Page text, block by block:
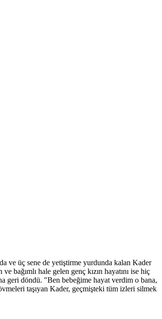
ve üç sene de yetiştirme yurdunda kalan Kader
bağımlı hale gelen genç kızın hayatını ise hiç
geri döndü. "Ben bebeğime hayat verdim o bana,
taşıyan Kader, geçmişteki tüm izleri silmek